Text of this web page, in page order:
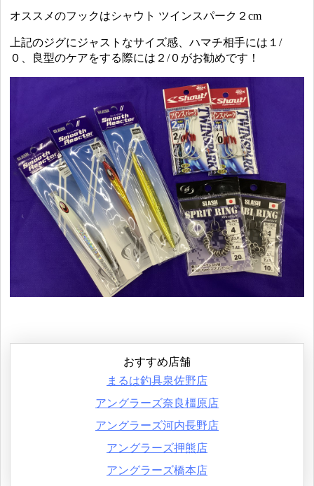
オススメのフックはシャウト ツインスパーク２cm
上記のジグにジャストなサイズ感、ハマチ相手には１/
０、良型のケアをする際には２/０がお勧めです！
おすすめ店舗
まるは釣具泉佐野店
アングラーズ奈良橿原店
アングラーズ河内長野店
アングラーズ押熊店
アングラーズ橋本店